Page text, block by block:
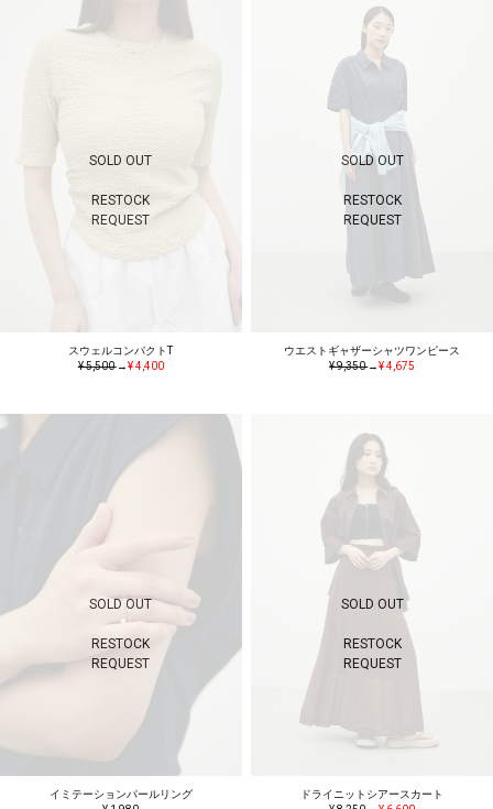
SOLD OUT
RESTOCK
REQUEST
スウェルコンパクトT
¥ 5,500→¥ 4,400
SOLD OUT
RESTOCK
REQUEST
ウエストギャザーシャツワンピース
¥ 9,350→¥ 4,675
SOLD OUT
RESTOCK
REQUEST
イミテーションパールリング
SOLD OUT
RESTOCK
REQUEST
ドライニットシアースカート